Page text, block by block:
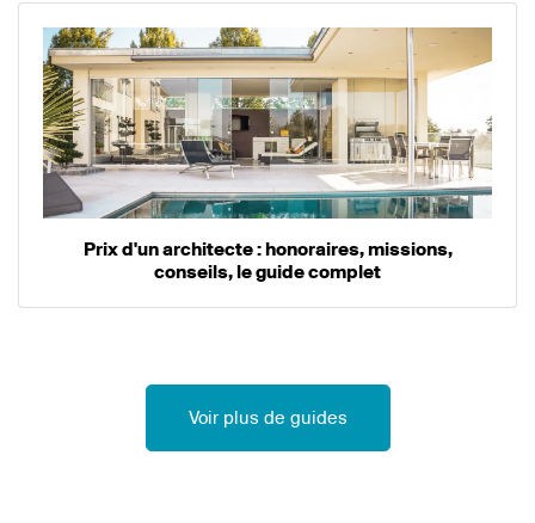
Prix d'un architecte : honoraires, missions,
conseils, le guide complet
Voir plus de guides